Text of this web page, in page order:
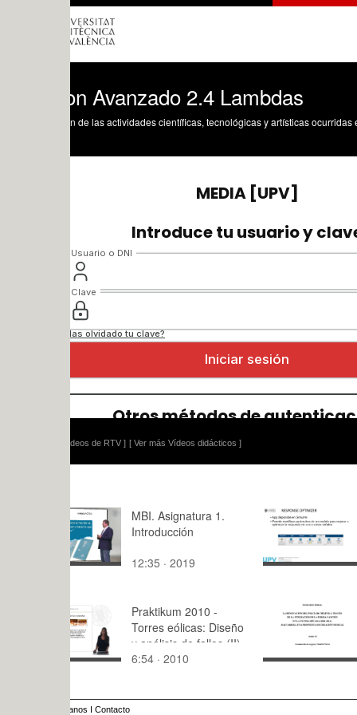
Avanzado 2.4 Lambdas
de las actividades científicas, tecnológicas y artísticas ocurridas en los tres
[ Ver más Vídeos didácticos ]
MBI. Asignatura 1.
Introducción
12:35 · 2019
Response
9:24 · 2022
Praktikum 2010 -
Torres eólicas: Diseño
y análisis de fallos (II)
6:54 · 2010
[48] Audio
2:37 · 2015